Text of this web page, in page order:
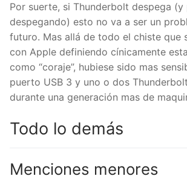
Por suerte, si Thunderbolt despega (y
despegando) esto no va a ser un
futuro. Mas allá de todo el chiste que
con Apple definiendo cínicamente
como “coraje”, hubiese sido mas
puerto USB 3 y uno o dos
durante una generación mas de
Todo lo demás
Menciones menores